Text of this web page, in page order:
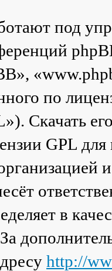
под
по
Скачать
GPL
в
http://